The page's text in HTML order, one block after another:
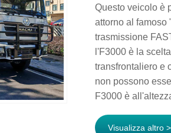
Questo veicolo è
attorno al famoso
trasmissione
l'F3000 è la
transfrontaliero e
non possono
F3000 è
Visualizza altro